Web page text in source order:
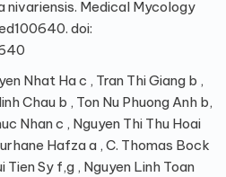
nivariensis. Medical Mycology
doi:
Nhat Ha c , Tran Thi Giang b ,
Chau b , Ton Nu Phuong Anh b,
Nhan c , Nguyen Thi Thu Hoai
Hafza a , C. Thomas Bock
Tien Sy f,g , Nguyen Linh Toan